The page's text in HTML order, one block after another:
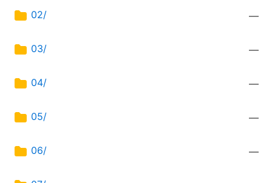
02/ —
03/ —
04/ —
05/ —
06/ —